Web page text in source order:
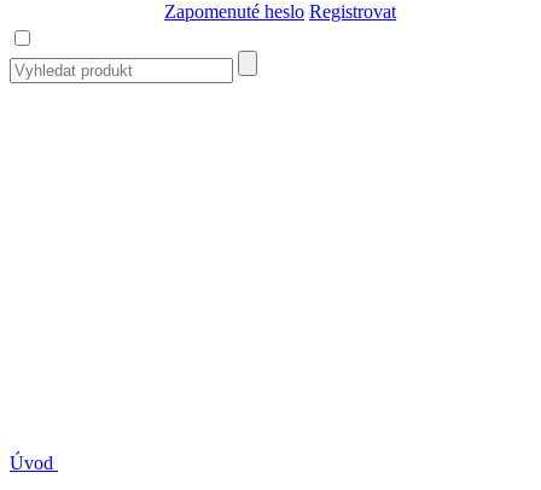
Zapomenuté heslo Registrovat
Úvod